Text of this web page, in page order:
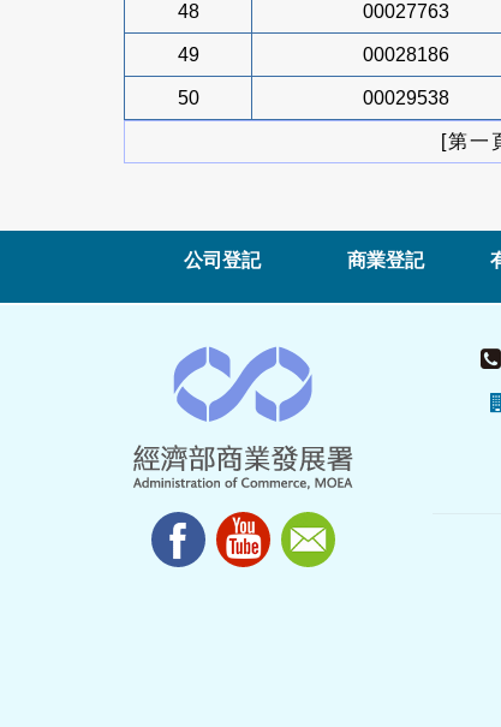
48 00027763
49 00028186
50 00029538
[第一
公司登記 商業登記